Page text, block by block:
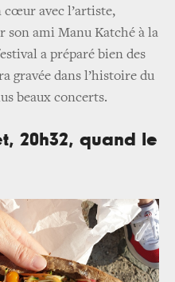
cœur avec l’artiste,
son ami Manu Katché à la
a préparé bien des
gravée dans l’histoire du
beaux concerts.
20h32, quand le